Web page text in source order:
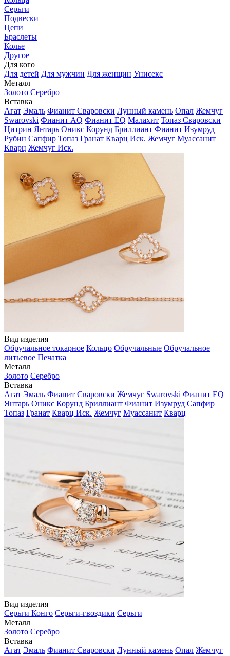
Серьги
Подвески
Цепи
Браслеты
Колье
Другое
Для кого
Для детей Для мужчин Для женщин Унисекс
Металл
Золото Серебро
Вставка
Агат Эмаль Фианит Сваровски Лунный камень Опал Жемчуг
Swarovski Фианит AQ Фианит EQ Малахит Топаз Сваровски
Цитрин Янтарь Оникс Корунд Бриллиант Фианит Изумруд
Рубин Сапфир Топаз Гранат Кварц Иск. Жемчуг Муассанит
Кварц Жемчуг Иск.
Вид изделия
Обручальное токарное Кольцо Обручальные Обручальное
литьевое Печатка
Металл
Золото Серебро
Вставка
Агат Эмаль Фианит Сваровски Жемчуг Swarovski Фианит EQ
Янтарь Оникс Корунд Бриллиант Фианит Изумруд Сапфир
Топаз Гранат Кварц Иск. Жемчуг Муассанит Кварц
Вид изделия
Серьги Конго Серьги-гвоздики Серьги
Металл
Золото Серебро
Вставка
Агат Эмаль Фианит Сваровски Лунный камень Опал Жемчуг